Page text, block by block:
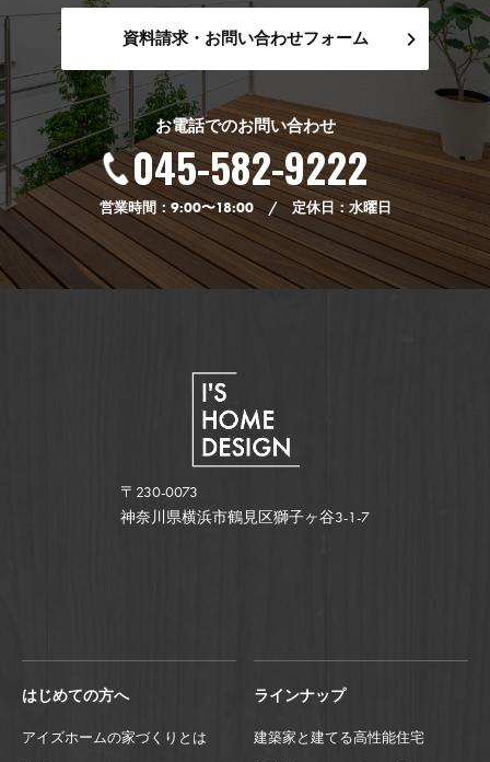
資料請求・お問い合わせフォーム
お電話でのお問い合わせ
045-582-9222
営業時間：9:00〜18:00 / 定休日：水曜日
〒230-0073
神奈川県横浜市鶴見区獅子ヶ谷3-1-7
はじめての方へ
アイズホームの家づくりとは
ラインナップ
建築家と建てる高性能住宅